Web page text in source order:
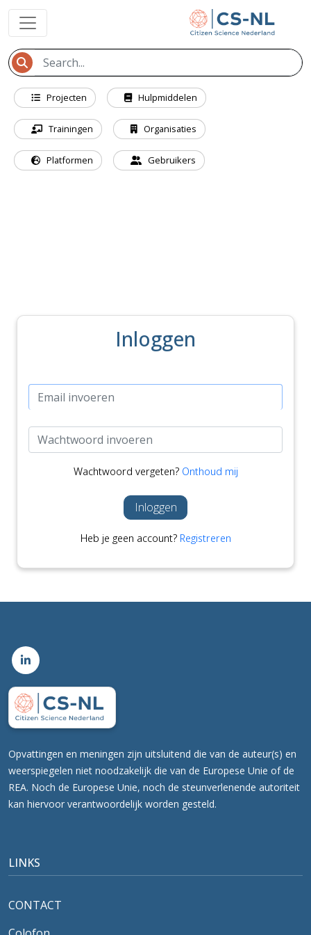
Projecten Hulpmiddelen
Trainingen Organisaties
Platformen Gebruikers
Inloggen
Wachtwoord vergeten? Onthoud mij
Inloggen
Heb je geen account? Registreren
Opvattingen en meningen zijn uitsluitend die van de auteur(s) en
weerspiegelen niet noodzakelijk die van de Europese Unie of de
REA. Noch de Europese Unie, noch de steunverlenende autoriteit
kan hiervoor verantwoordelijk worden gesteld.
LINKS
CONTACT